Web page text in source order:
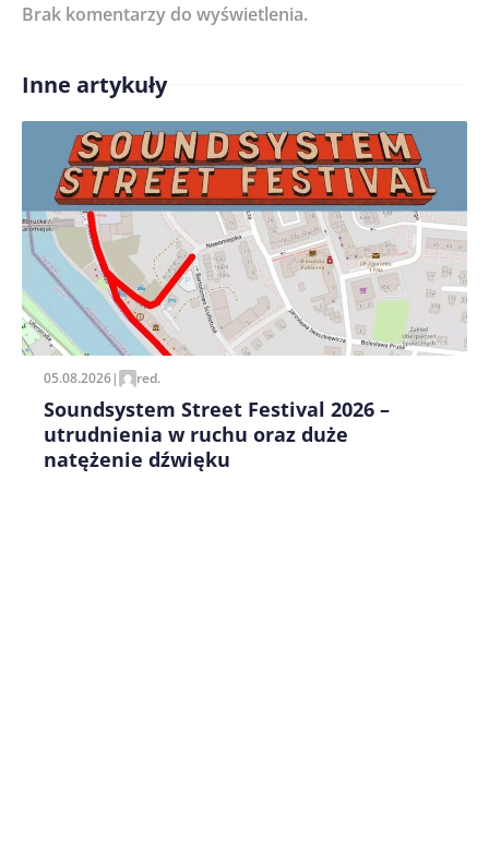
Treść komentarza*
Imię/ Nick*
Zapamiętaj moje dane w tej przeglądarce podczas
pisania kolejnych komentarzy.
Brak komentarzy do wyświetlenia.
Inne artykuły
05.08.2026| red.
Soundsystem Street Festival 2026 –
utrudnienia w ruchu oraz duże
natężenie dźwięku